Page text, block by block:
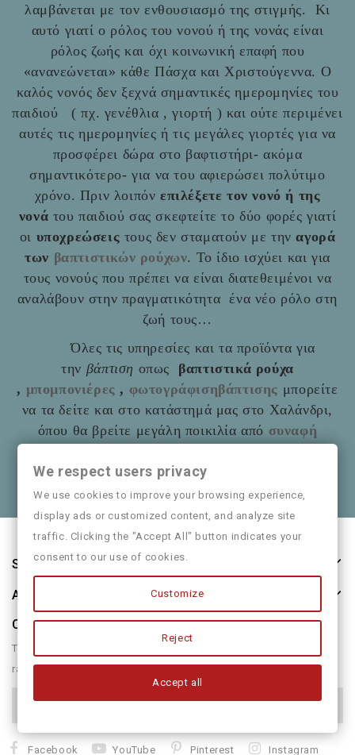
λαμβάνεται με τον ενθουσιασμό της στιγμής. Κι
αυτό γιατί ο ρόλος του νονού ή της νονάς είναι
ρόλος ζωής και όχι κοινωνική επαφή που
«ανανεώνεται» κάθε Πάσχα και Χριστούγεννα. Ο
καλός νονός δεν ξεχνά σημαντικές ημερομηνίες του
παιδιού ( πχ. γενέθλια , γιορτή ) και ούτε περιμένει
αυτές τις ημερομηνίες ή τις μεγάλες γιορτές για να
προσφέρει δώρα στο βαφτιστήρι- ακόμα
σημαντικότερο- για να του αφιερώσει πολύτιμο
χρόνο. Πριν λοιπόν επιλέξετε τον νονό ή της
νονά του παιδιού σας σκεφτείτε το δύο φορές γιατί
οι υποχρεώσεις τους δεν σταματούν με τηναγορά
των βαπτιστικών ρούχων. Το ίδιο ισχύει και για
τους νονούς που πρέπει να είναι διατεθειμένοι να
αναλάβουν στην πραγματικότητα ένα νέο ρόλο στη
ζωή τους…
Όλες τις υπηρεσίες και τα προϊόντα για
την βάπτιση οπως
βαπτιστικά ρούχα
, μπομπονιέρες , φωτογράφισηβάπτισης μπορείτε
να τα δείτε και στο κατάστημά μας στο Χαλάνδρι,
όπου θα βρείτε μεγάλη ποικιλία από συναφή
Θα χαρούμε να τα πούμε και από κοντά
Store Information
About Us
Our Newsletter
There are many variations of passages of form humour or
randomised
Facebook YouTube Pinterest Instagram
We respect users privacy
We use cookies to improve your browsing experience,
display ads or customized content, and analyze site
traffic. Clicking the "Accept All" button indicates your
consent to our use of cookies.
Customize
Reject
Accept all